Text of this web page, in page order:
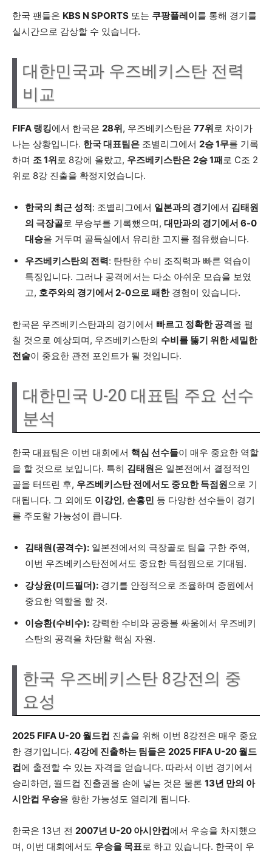
한국 팬들은 KBS N SPORTS 또는 쿠팡플레이를 통해 경기를
실시간으로 감상할 수 있습니다.
대한민국과 우즈베키스탄 전력
비교
FIFA 랭킹에서 한국은 28위, 우즈베키스탄은 77위로 차이가
나는 상황입니다. 한국 대표팀은 조별리그에서 2승 1무를 기록
하며 조 1위로 8강에 올랐고, 우즈베키스탄은 2승 1패로 C조 2
위로 8강 진출을 확정지었습니다.
한국의 최근 성적: 조별리그에서 일본과의 경기에서 김태원
의 극장골로 무승부를 기록했으며, 대만과의 경기에서 6-0
대승을 거두며 골득실에서 유리한 고지를 점유했습니다.
우즈베키스탄의 전력: 탄탄한 수비 조직력과 빠른 역습이
특징입니다. 그러나 공격에서는 다소 아쉬운 모습을 보였
고, 호주와의 경기에서 2-0으로 패한경험이 있습니다.
한국은 우즈베키스탄과의 경기에서 빠르고 정확한 공격을 펼
칠 것으로 예상되며, 우즈베키스탄의 수비를 뚫기 위한 세밀한
전술이 중요한 관전 포인트가 될 것입니다.
대한민국 U-20 대표팀 주요 선수
분석
한국 대표팀은 이번 대회에서 핵심 선수들이 매우 중요한 역할
을 할 것으로 보입니다. 특히 김태원은 일본전에서 결정적인
골을 터뜨린 후, 우즈베키스탄 전에서도 중요한 득점원으로 기
대됩니다. 그 외에도 이강인, 손흥민 등 다양한 선수들이 경기
를 주도할 가능성이 큽니다.
김태원(공격수): 일본전에서의 극장골로 팀을 구한 주역,
이번 우즈베키스탄전에서도 중요한 득점원으로 기대됨.
강상윤(미드필더): 경기를 안정적으로 조율하며 중원에서
중요한 역할을 할 것.
이승환(수비수): 강력한 수비와 공중볼 싸움에서 우즈베키
스탄의 공격을 차단할 핵심 자원.
한국 우즈베키스탄 8강전의 중
요성
2025 FIFA U-20 월드컵 진출을 위해 이번 8강전은 매우 중요
한 경기입니다. 4강에 진출하는 팀들은 2025 FIFA U-20 월드
컵에 출전할 수 있는 자격을 얻습니다. 따라서 이번 경기에서
승리하면, 월드컵 진출권을 손에 넣는 것은 물론 13년 만의 아
시안컵 우승을 향한 가능성도 열리게 됩니다.
한국은 13년 전 2007년 U-20 아시안컵에서 우승을 차지했으
며, 이번 대회에서도 우승을 목표로 하고 있습니다. 한국이 우